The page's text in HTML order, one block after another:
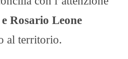
Rosario Leone
al territorio.